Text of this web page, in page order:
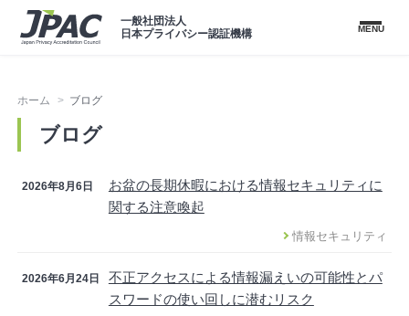
一般社団法人
日本プライバシー認証機構
MENU
ホーム ブログ
ブログ
2026年8月6日
お盆の長期休暇における情報セキュリティに
関する注意喚起
情報セキュリティ
2026年6月24日
不正アクセスによる情報漏えいの可能性とパ
スワードの使い回しに潜むリスク